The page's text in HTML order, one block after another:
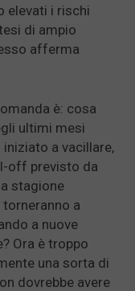
elevati i rischi
di ampio
afferma
è: cosa
ultimi mesi
iniziato a vacillare,
off previsto da
stagione
torneranno a
a nuove
Ora è troppo
una sorta di
dovrebbe avere